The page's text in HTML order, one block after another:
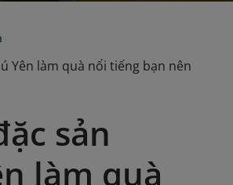
Yên làm quà nổi tiếng bạn nên
sản
làm quà